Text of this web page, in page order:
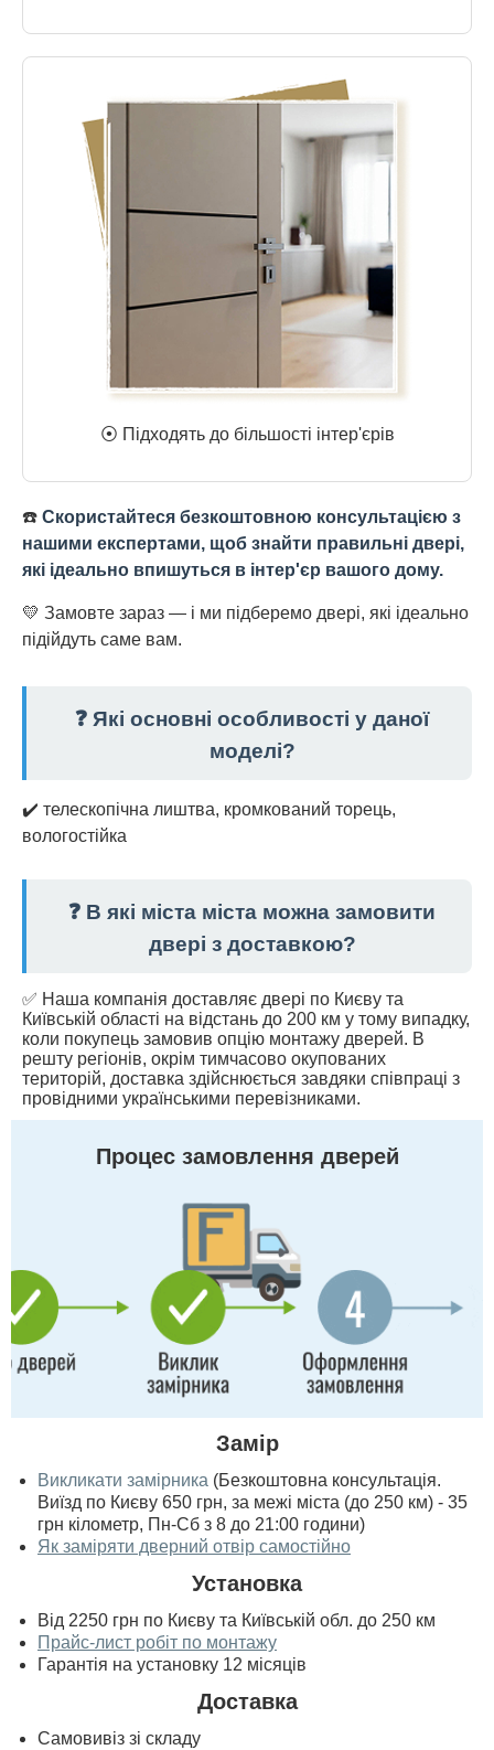
⦿ Підходять до більшості інтер'єрів
☎️ Скористайтеся безкоштовною консультацією з
нашими експертами, щоб знайти правильні двері,
які ідеально впишуться в інтер'єр вашого дому.
💛 Замовте зараз — і ми підберемо двері, які ідеально
підійдуть саме вам.
❓ Які основні особливості у даної
моделі?
✔️ телескопічна лиштва, кромкований торець,
вологостійка
❓ В які міста міста можна замовити
двері з доставкою?
✅ Наша компанія доставляє двері по Києву та
Київській області на відстань до 200 км у тому випадку,
коли покупець замовив опцію монтажу дверей. В
решту регіонів, окрім тимчасово окупованих
територій, доставка здійснюється завдяки співпраці з
провідними українськими перевізниками.
Процес замовлення дверей
Замір
Викликати замірника (Безкоштовна консультація.
Виїзд по Києву 650 грн, за межі міста (до 250 км) - 35
грн кілометр, Пн-Сб з 8 до 21:00 години)
Як заміряти дверний отвір самостійно
Установка
Від 2250 грн по Києву та Київській обл. до 250 км
Прайс-лист робіт по монтажу
Гарантія на установку 12 місяців
Доставка
Самовивіз зі складу